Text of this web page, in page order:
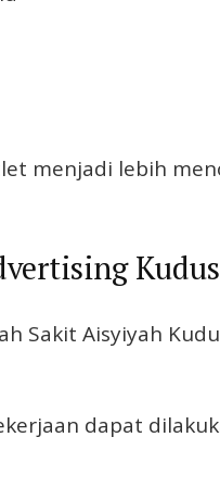
menjadi lebih
Kudus
Sakit Aisyiyah
dapat